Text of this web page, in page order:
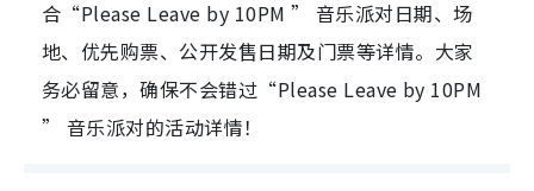
合“Please Leave by 10PM ” 音乐派对日期、场
地、优先购票、公开发售日期及门票等详情。大家
务必留意，确保不会错过“Please Leave by 10PM
” 音乐派对的活动详情！